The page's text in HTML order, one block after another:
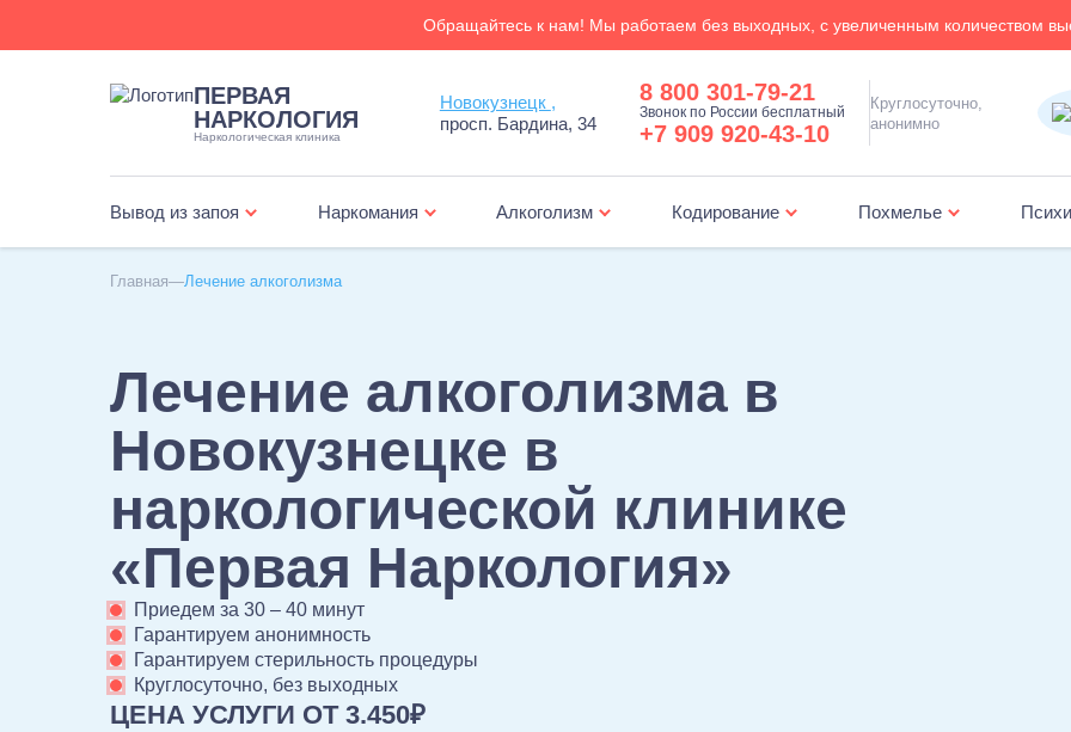
Обращайтесь к нам! Мы работаем без выходных, с увеличенным количеством
ПЕРВАЯ
НАРКОЛОГИЯ
Наркологическая клиника
Новокузнецк ,
просп. Бардина, 34
8 800 301-79-21
Звонок по России бесплатный
+7 909 920-43-10
Круглосуточно,
анонимно
Вывод из запоя Наркомания Алкоголизм Кодирование Похмелье
Главная Лечение алкоголизма
Лечение алкоголизма в
Новокузнецке в
наркологической клинике
«Первая Наркология»
Приедем за 30 – 40 минут
Гарантируем анонимность
Гарантируем стерильность процедуры
Круглосуточно, без выходных
ЦЕНА УСЛУГИ ОТ 3.450₽